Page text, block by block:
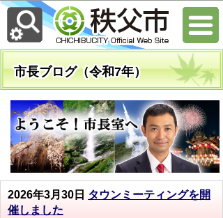
市長ブログ（令和7年）
2026年3月30日 タウンミーティングを開
催しました